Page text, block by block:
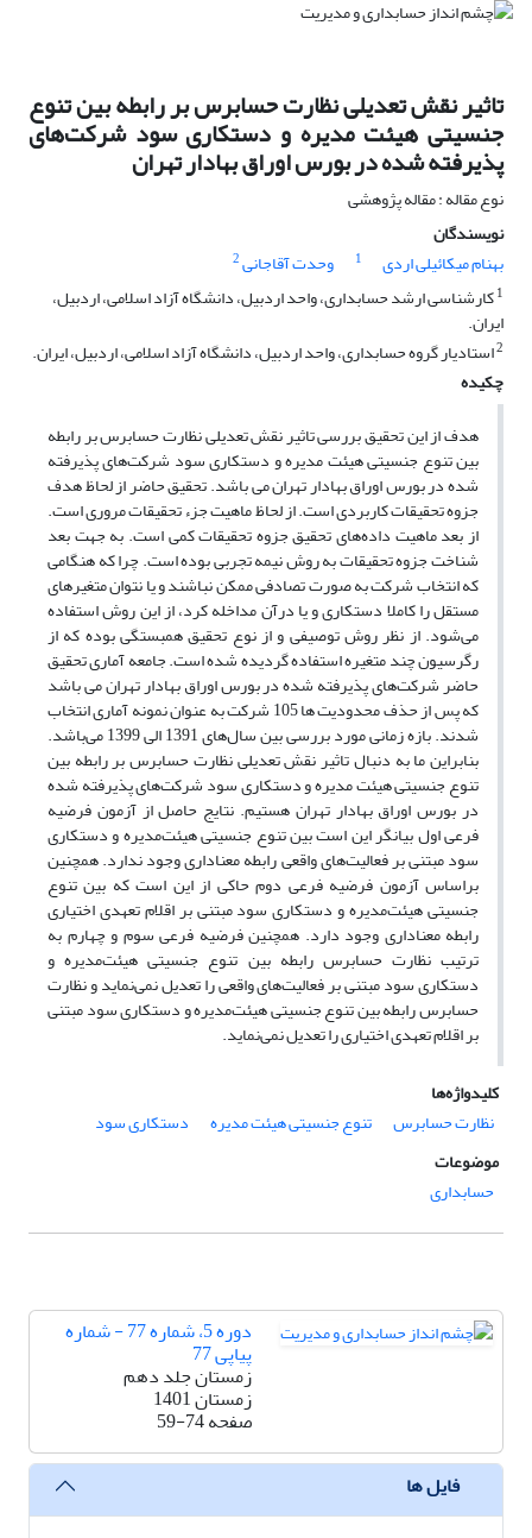
تاثیر نقش تعدیلی نظارت حسابرس بر رابطه بین تنوع
جنسیتی هیئت مدیره و دستکاری سود شرکت‌های
پذیرفته شده در بورس اوراق بهادار تهران
نوع مقاله : مقاله پژوهشی
نویسندگان
بهنام میکائیلی اردی
1 وحدت آقاجانی2
1کارشناسی ارشد حسابداری، واحد اردبیل، دانشگاه آزاد اسلامی، اردبیل،
ایران.
2استادیار گروه حسابداری، واحد اردبیل، دانشگاه آزاد اسلامی، اردبیل، ایران.
چکیده
هدف از این تحقیق بررسی تاثیر نقش تعدیلی نظارت حسابرس بر رابطه
بین تنوع جنسیتی هیئت مدیره و دستکاری سود شرکت‌های پذیرفته
شده در بورس اوراق بهادار تهران می باشد. تحقیق حاضر از لحاظ هدف
جزوه تحقیقات کاربردی است. از لحاظ ماهیت جزء تحقیقات مروری است.
از بعد ماهیت داده‌های تحقیق جزوه تحقیقات کمی است. به جهت بعد
شناخت جزوه تحقیقات به روش نیمه تجربی بوده است. چرا که هنگامی
که انتخاب شرکت به صورت تصادفی ممکن نباشند و یا نتوان متغیرهای
مستقل را کاملا دستکاری و یا درآن مداخله کرد، از این روش استفاده
می‌شود. از نظر روش توصیفی و از نوع تحقیق همبستگی بوده که از
رگرسیون چند متغیره استفاده گردیده شده است. جامعه آماری تحقیق
حاضر شرکت‌های پذیرفته شده در بورس اوراق بهادار تهران می باشد
که پس از حذف محدودیت ها 105 شرکت به عنوان نمونه آماری انتخاب
شدند. بازه زمانی مورد بررسی بین سال‌های 1391 الی 1399 می‌باشد.
بنابراین ما به دنبال تاثیر نقش تعدیلی نظارت حسابرس بر رابطه بین
تنوع جنسیتی هیئت مدیره و دستکاری سود شرکت‌های پذیرفته شده
در بورس اوراق بهادار تهران هستیم. نتایج حاصل از آزمون فرضیه
فرعی اول بیانگر این است بین تنوع جنسیتی هیئت‌مدیره و دستکاری
سود مبتنی بر فعالیت‌های واقعی رابطه معناداری وجود ندارد. همچنین
براساس آزمون فرضیه فرعی دوم حاکی از این است که بین تنوع
جنسیتی هیئت‌مدیره و دستکاری سود مبتنی بر اقلام تعهدی اختیاری
رابطه معناداری وجود دارد. همچنین فرضیه فرعی سوم و چهارم به
ترتیب نظارت حسابرس رابطه بین تنوع جنسیتی هیئت‌مدیره و
دستکاری سود مبتنی بر فعالیت‌های واقعی را تعدیل نمی‌نماید و نظارت
حسابرس رابطه بین تنوع جنسیتی هیئت‌مدیره و دستکاری سود مبتنی
بر اقلام تعهدی اختیاری را تعدیل نمی‌نماید.
کلیدواژه‌ها
نظارت حسابرس
تنوع جنسیتی هیئت مدیره
دستکاری سود
موضوعات
حسابداری
دوره 5، شماره 77 - شماره
پیاپی 77
زمستان جلد دهم
زمستان 1401
صفحه59-74
فایل ها